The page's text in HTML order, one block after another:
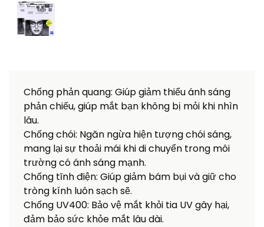
Chống phản quang: Giúp giảm thiểu ánh sáng
phản chiếu, giúp mắt bạn không bị mỏi khi nhìn
lâu.
Chống chói: Ngăn ngừa hiện tượng chói sáng,
mang lại sự thoải mái khi di chuyển trong môi
trường có ánh sáng mạnh.
Chống tĩnh điện: Giúp giảm bám bụi và giữ cho
tròng kính luôn sạch sẽ.
Chống UV400: Bảo vệ mắt khỏi tia UV gây hại,
đảm bảo sức khỏe mắt lâu dài.